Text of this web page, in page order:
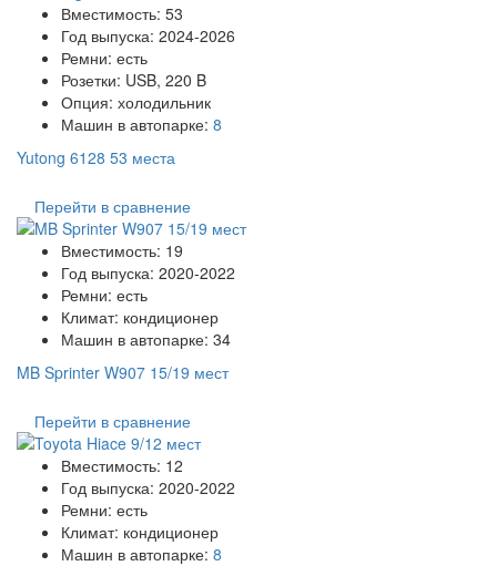
Вместимость: 53
Год выпуска: 2024-2026
Ремни: есть
Розетки: USB, 220 B
Опция: холодильник
Машин в автопарке: 8
Yutong 6128 53 места
Перейти в сравнение
Вместимость: 19
Год выпуска: 2020-2022
Ремни: есть
Климат: кондиционер
Машин в автопарке: 34
MB Sprinter W907 15/19 мест
Перейти в сравнение
Вместимость: 12
Год выпуска: 2020-2022
Ремни: есть
Климат: кондиционер
Машин в автопарке: 8